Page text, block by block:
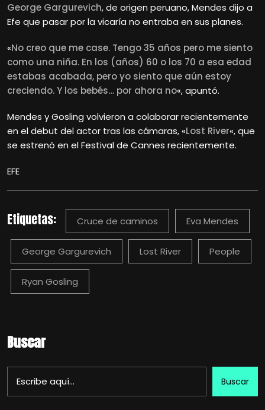
George Gargurevich, de origen peruano, Mendes dijo a
Efe que pasar por la vicaría no entraba en sus planes.
«No creo que me case. Tengo 35 años pero me siento
como una niña. En los (años) 60 o los 70 a esa edad
estabas acabada, pero yo siento que aún estoy
creciendo. Y los bebés… por ahora no«, apuntó.
Mendes y Gosling volvieron a colaborar recientemente
en el debut del actor tras las cámaras, «Lost River«, que
se estrenó en el Festival de Cannes recientemente.
EFE
Etiquetas: Cruce de caminos Eva Mendes
George Gargurevich Lost River People
Ryan Gosling
Buscar
Buscar